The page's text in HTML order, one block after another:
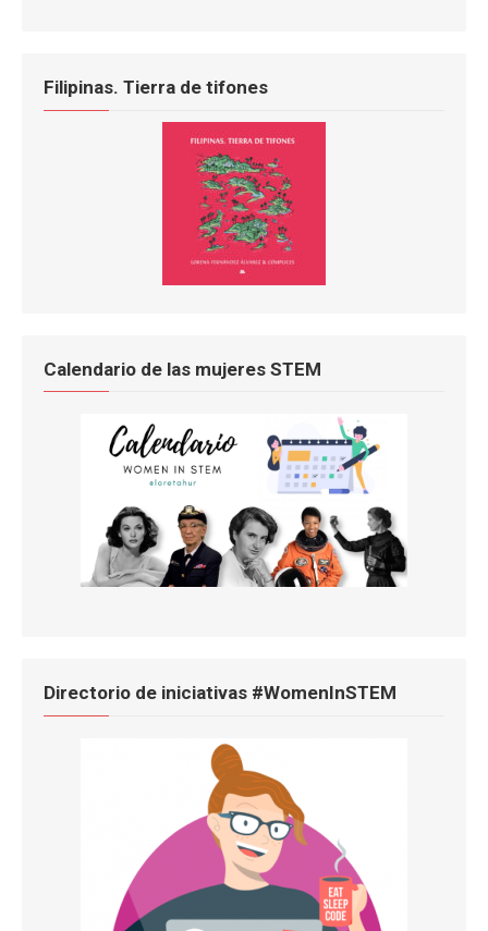
Filipinas. Tierra de tifones
Calendario de las mujeres STEM
Directorio de iniciativas #WomenInSTEM